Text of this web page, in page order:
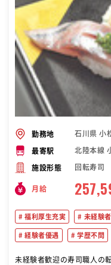
勤務地 石川県 小
最寄駅 北陸本線
施設形態 回転寿司
月給
福利厚生充実 未経験
経験者優遇 学歴不問
未経験者歓迎の寿司職人の転職求人！